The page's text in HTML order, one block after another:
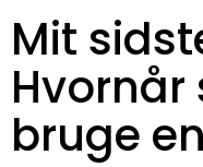
Mit
Hvornår
bruge